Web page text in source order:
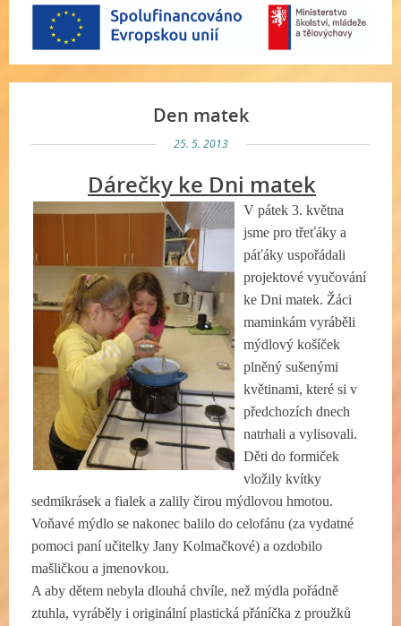
Den matek
25. 5. 2013
Dárečky ke Dni matek
V pátek 3. května
jsme pro třeťáky a
páťáky uspořádali
projektové vyučování
ke Dni matek. Žáci
maminkám vyráběli
mýdlový košíček
plněný sušenými
květinami, které si v
předchozích dnech
natrhali a vylisovali.
Děti do formiček
vložily kvítky
sedmikrásek a fialek a zalily čirou mýdlovou hmotou.
Voňavé mýdlo se nakonec balilo do celofánu (za vydatné
pomoci paní učitelky Jany Kolmačkové) a ozdobilo
mašličkou a jmenovkou.
A aby dětem nebyla dlouhá chvíle, než mýdla pořádně
ztuhla, vyráběly i originální plastická přáníčka z proužků